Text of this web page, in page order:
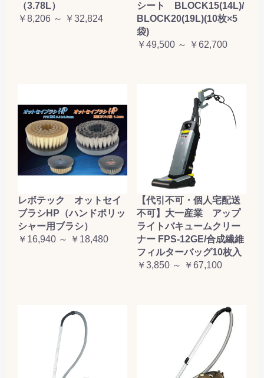
（3.78L）
￥8,206 ～ ￥32,824
シート BLOCK15(14L)/
BLOCK20(19L)(10枚×5
袋)
￥49,500 ～ ￥62,700
レボテック オットセイ
ブラシHP（ハンドポリッ
シャー用ブラシ）
￥16,940 ～ ￥18,480
【代引不可・個人宅配送
不可】大一産業 アップ
ライトバキュームクリー
ナー FPS-12GE/合成繊維
フィルターバッグ10枚入
￥3,850 ～ ￥67,100